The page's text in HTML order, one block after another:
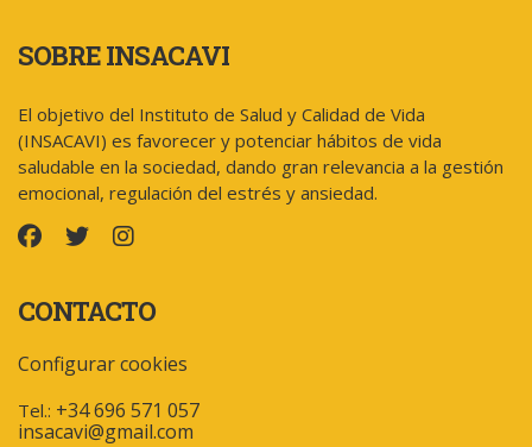
SOBRE INSACAVI
El objetivo del Instituto de Salud y Calidad de Vida
(INSACAVI) es favorecer y potenciar hábitos de vida
saludable en la sociedad, dando gran relevancia a la gestión
emocional, regulación del estrés y ansiedad.
CONTACTO
Configurar cookies
Tel.: +34 696 571 057
insacavi@gmail.com